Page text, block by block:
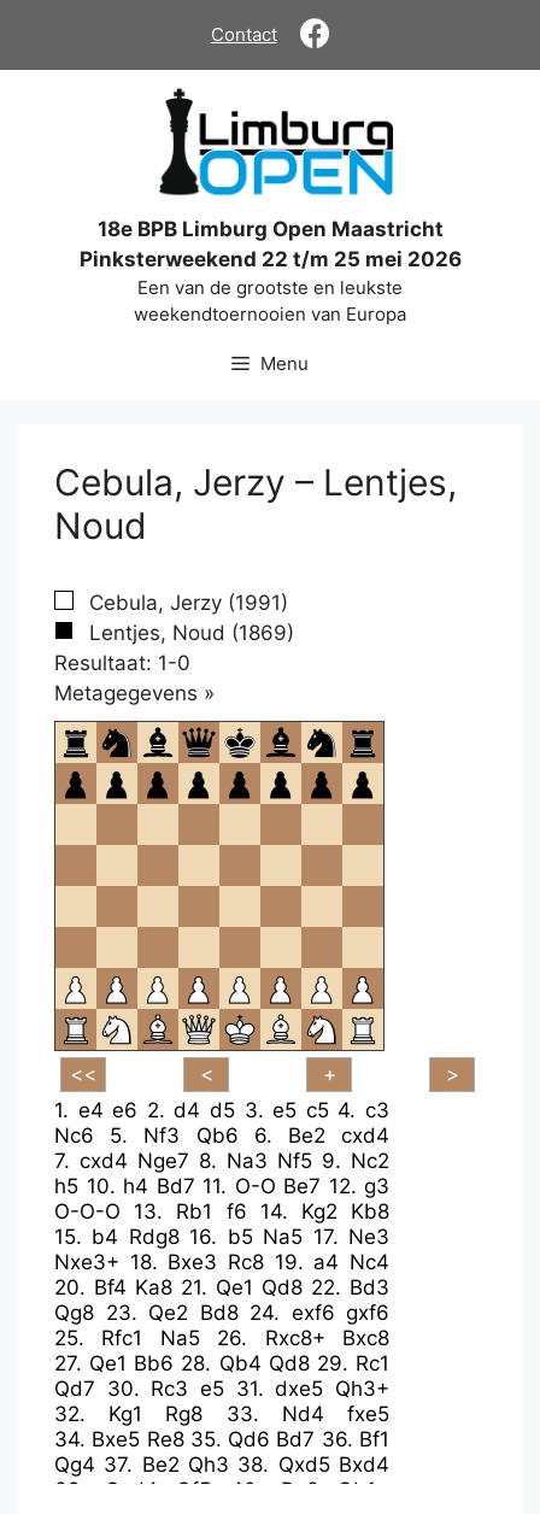
de
Contact
18e BPB Limburg Open Maastricht
Pinksterweekend 22 t/m 25 mei 2026
Een van de grootste en leukste
weekendtoernooien van Europa
Menu
Cebula, Jerzy – Lentjes,
Noud
Cebula, Jerzy (1991)
Lentjes, Noud (1869)
Resultaat: 1-0
Metagegevens »
om
te
openen.
1. e4 e6 2.d4 d5 3.e5 c5 4.c3
Nc6
5. Nf3 Qb6 6. Be2
cxd4
7. cxd4 Nge7 8. Na3 Nf5 9. Nc2
h5 10. h4 Bd7 11. O-O Be7 12. g3
O-O-O
13. Rb1 f6 14. Kg2
Kb8
15. b4 Rdg8 16. b5 Na5 17. Ne3
Nxe3+ 18. Bxe3 Rc8 19. a4 Nc4
20. Bf4 Ka8 21. Qe1 Qd8 22. Bd3
Qg8 23. Qe2 Bd8 24. exf6 gxf6
25. Rfc1 Na5 26. Rxc8+
Bxc8
27. Qe1 Bb6 28. Qb4 Qd8 29. Rc1
Qd7 30. Rc3 e5 31.dxe5 Qh3+
32. Kg1 Rg8 33. Nd4
fxe5
34. Bxe5 Re8 35. Qd6 Bd7 36. Bf1
Qg4 37. Be2 Qh3 38. Qxd5 Bxd4
39.
Qxd4 Qf5 40. Re3
Qb1+